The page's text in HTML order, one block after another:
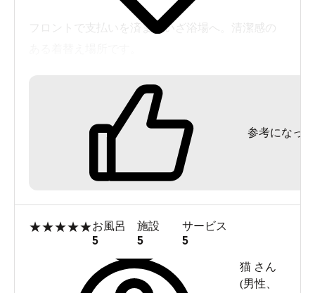
フロントで支払いを済ませいざ浴場へ。清潔感の
だ、めちゃめちゃ熱い。さっと体を温めるのには
良いが、痛いくらいの熱さだ。
また、スタッフの方は丁寧に接してくれ、満足。
ただ、早い時間帯に行ったからか、常連が箸の上
それがなければ良い銭湯だったなと終わっていた
が、良い思いをせず銭湯を後にした。
参考になった
★★★★★お風呂
5
施設
5
サービス
5
猫 さん
(男性